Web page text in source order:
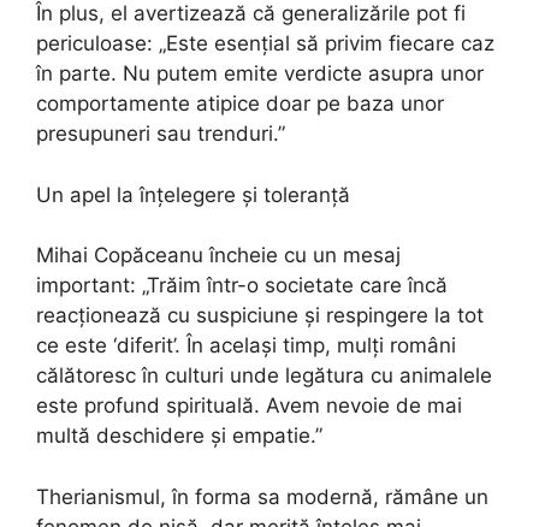
În plus, el avertizează că generalizările pot fi
periculoase: „Este esențial să privim fiecare caz
în parte. Nu putem emite verdicte asupra unor
comportamente atipice doar pe baza unor
presupuneri sau trenduri.”
Un apel la înțelegere și toleranță
Mihai Copăceanu încheie cu un mesaj
important: „Trăim într-o societate care încă
reacționează cu suspiciune și respingere la tot
ce este ‘diferit’. În același timp, mulți români
călătoresc în culturi unde legătura cu animalele
este profund spirituală. Avem nevoie de mai
multă deschidere și empatie.”
Therianismul, în forma sa modernă, rămâne un